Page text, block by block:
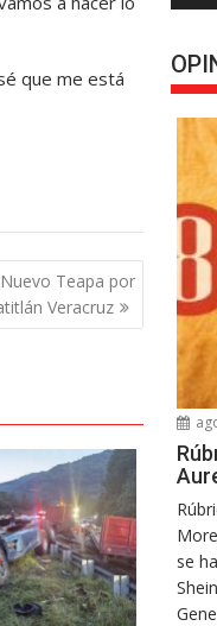
que me está
Teapa por
Veracruz
se